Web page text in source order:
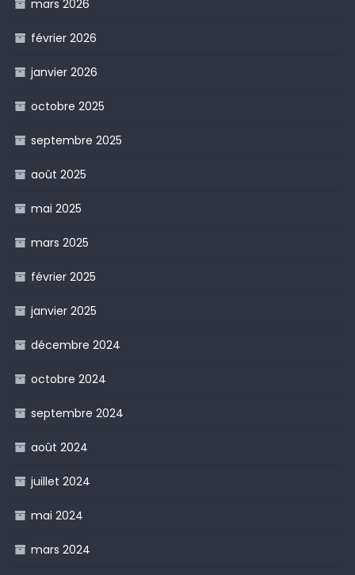
mars 2026
février 2026
janvier 2026
octobre 2025
septembre 2025
août 2025
mai 2025
mars 2025
février 2025
janvier 2025
décembre 2024
octobre 2024
septembre 2024
août 2024
juillet 2024
mai 2024
mars 2024